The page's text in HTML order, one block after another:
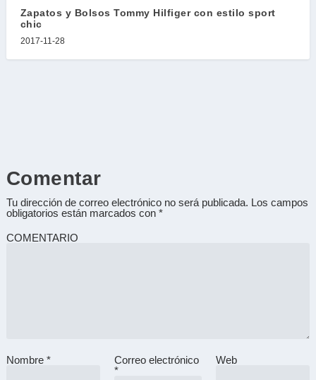
Zapatos y Bolsos Tommy Hilfiger con estilo sport
chic
2017-11-28
Comentar
Tu dirección de correo electrónico no será publicada. Los campos
obligatorios están marcados con *
COMENTARIO
Nombre *
Correo electrónico
*
Web